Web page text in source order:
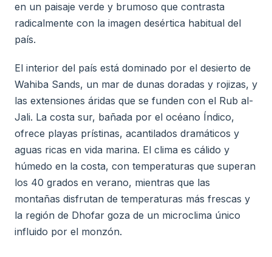
en un paisaje verde y brumoso que contrasta
radicalmente con la imagen desértica habitual del
país.
El interior del país está dominado por el desierto de
Wahiba Sands, un mar de dunas doradas y rojizas, y
las extensiones áridas que se funden con el Rub al-
Jali. La costa sur, bañada por el océano Índico,
ofrece playas prístinas, acantilados dramáticos y
aguas ricas en vida marina. El clima es cálido y
húmedo en la costa, con temperaturas que superan
los 40 grados en verano, mientras que las
montañas disfrutan de temperaturas más frescas y
la región de Dhofar goza de un microclima único
influido por el monzón.